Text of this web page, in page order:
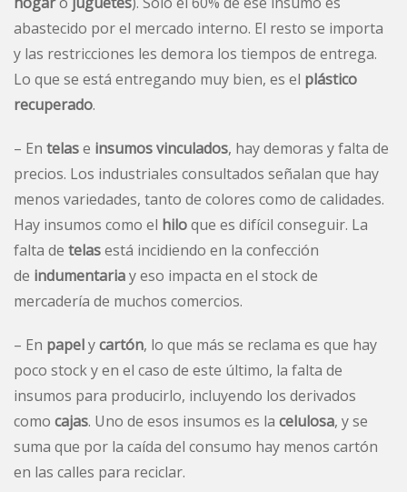
abastecido por el mercado interno. El resto se importa
y las restricciones les demora los tiempos de entrega.
Lo que se está entregando muy bien, es el plástico
recuperado.
– En telase insumos vinculados, hay demoras y falta de
precios. Los industriales consultados señalan que hay
menos variedades, tanto de colores como de calidades.
Hay insumos como el hiloque es difícil conseguir. La
falta de telasestá incidiendo en la confección
de indumentariay eso impacta en el stock de
mercadería de muchos comercios.
– En papelycartón, lo que más se reclama es que hay
poco stock y en el caso de este último, la falta de
insumos para producirlo, incluyendo los derivados
como cajas. Uno de esos insumos es la celulosa, y se
suma que por la caída del consumo hay menos cartón
en las calles para reciclar.